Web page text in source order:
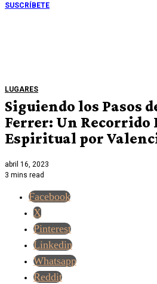
SUSCRÍBETE
LUGARES
Siguiendo los Pasos
Ferrer: Un Recorrido
Espiritual por
abril 16, 2023
3 mins read
Facebook
X
Pinterest
Linkedin
Whatsapp
Reddit